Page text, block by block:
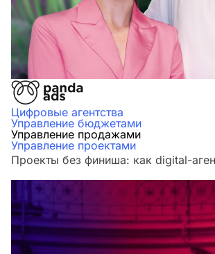
Цифровые агентства
Управление бюджетами
Управление продажами
Управление проектами
Проекты без финиша: как digital-